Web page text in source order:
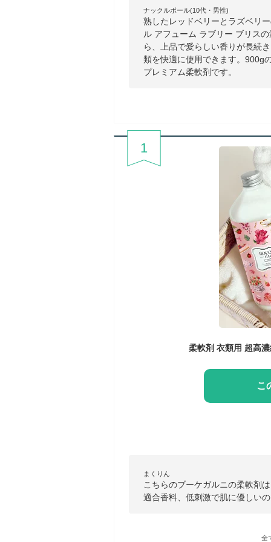
ナックルボール(10代・男性)
熟したレッドベリーとラズベリ
ル アフューム ラブリー ブリス
ら、上品で愛らしい香りが長続
類を快適に使用できます。900g
プレミアム柔軟剤です。
1
こ
まくりん
こちらのブーケガルニの柔軟剤
適合香料、低刺激で肌に優しい
全